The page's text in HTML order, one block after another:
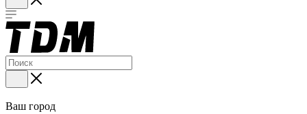
Ваш город